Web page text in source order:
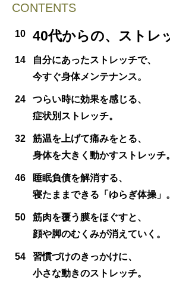
CONTENTS
10 40代からの、ストレ
14
自分にあったストレッチで、
今すぐ身体メンテナンス。
24
つらい時に効果を感じる、
症状別ストレッチ。
32
筋温を上げて痛みをとる、
身体を大きく動かすストレッチ。
46
睡眠負債を解消する、
寝たままできる「ゆらぎ体操」。
50
筋肉を覆う膜をほぐすと、
顔や脚のむくみが消えていく。
54
習慣づけのきっかけに、
小さな動きのストレッチ。